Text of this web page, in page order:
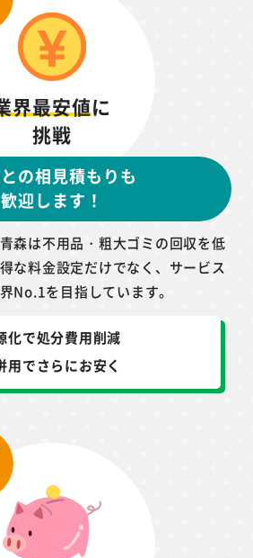
界最安値に
挑戦
の相見積もりも
歓迎します！
森は不用品・粗大ゴミの回収を低
な料金設定だけでなく、サービス
No.1を目指しています。
化で処分費用削減
用でさらにお安く